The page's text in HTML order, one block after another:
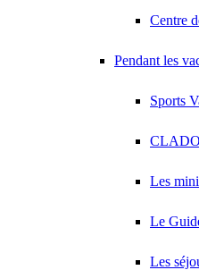
Centre
Pendant les
Sports
CLADO
Les
Le
Les